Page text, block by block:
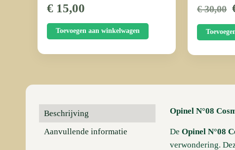
€ 15,00
Toevoegen aan winkelwagen
€30,00
Beschrijving
Aanvullende informatie
Opinel N°08
DeOpinel N°08
verwondering.